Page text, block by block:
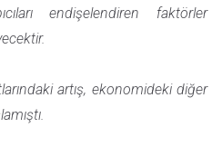
endişelendiren faktörler
artış, ekonomideki diğer